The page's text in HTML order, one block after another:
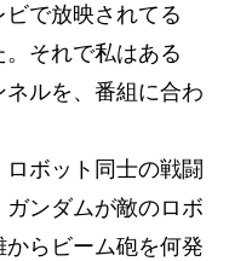
で放映されてる
それで私はある
ルを、番組に合わ
ボット同士の戦闘
ンダムが敵のロボ
らビーム砲を何発